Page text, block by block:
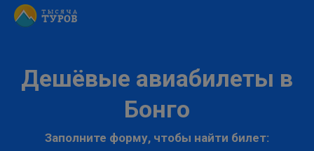
Дешёвые авиабилеты в
Бонго
Заполните форму, чтобы найти билет: